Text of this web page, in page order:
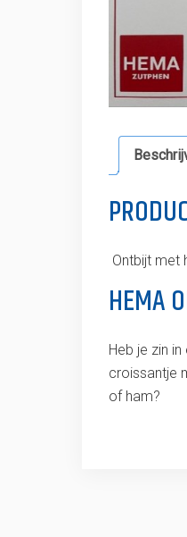
Ontbijt met
HEMA
Heb je zin
croissantje
of ham?